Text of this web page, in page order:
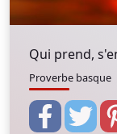
Qui prend,
Proverbe basque